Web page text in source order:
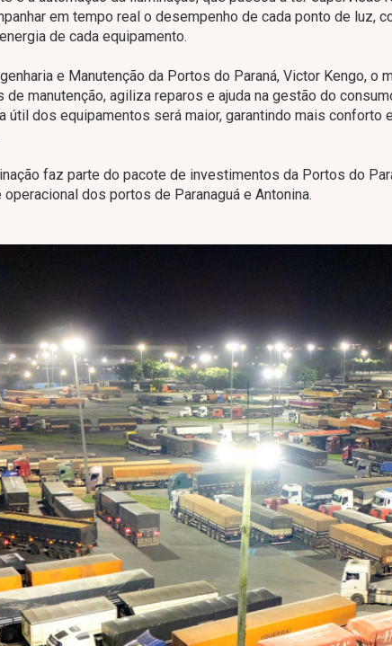
em tempo real o desempenho de cada ponto de luz,
de cada equipamento.
e Manutenção da Portos do Paraná, Victor Kengo, o
manutenção, agiliza reparos e ajuda na gestão do
útil dos equipamentos será maior, garantindo mais conforto
faz parte do pacote de investimentos da Portos do
dos portos de Paranaguá e Antonina.